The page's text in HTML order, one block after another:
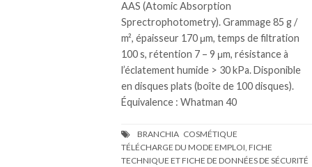
AAS (Atomic Absorption
Sprectrophotometry). Grammage 85 g /
m², épaisseur 170 μm, temps de filtration
100 s, rétention 7 – 9 μm, résistance à
l’éclatement humide > 30 kPa. Disponible
en disques plats (boîte de 100 disques).
Équivalence : Whatman 40
TÉLÉCHARGE DU MODE EMPLOI, FICHE
TECHNIQUE ET FICHE DE DONNÉES DE SÉCURITÉ